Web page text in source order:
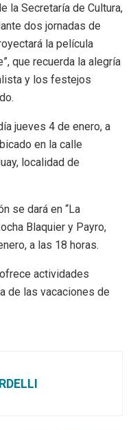
la Secretaría de Cultura,
dos jornadas de
la película
que recuerda la alegría
y los festejos
jueves 4 de enero, a
en la calle
localidad de
se dará en “La
Blaquier y Payro,
a las 18 horas.
actividades
de las vacaciones de